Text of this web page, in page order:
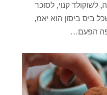
קנוי, לסוכר
ביס ביסון הוא יאמ,
פה הפעם…